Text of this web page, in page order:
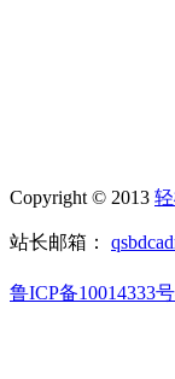
Copyright © 2013
站长邮箱：
鲁ICP备10014333